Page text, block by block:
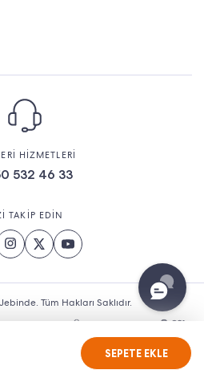
SEPETE EKLE
HİZMETLERİ
532 46 33
TAKİP EDİN
Tüm Hakları Saklıdır.